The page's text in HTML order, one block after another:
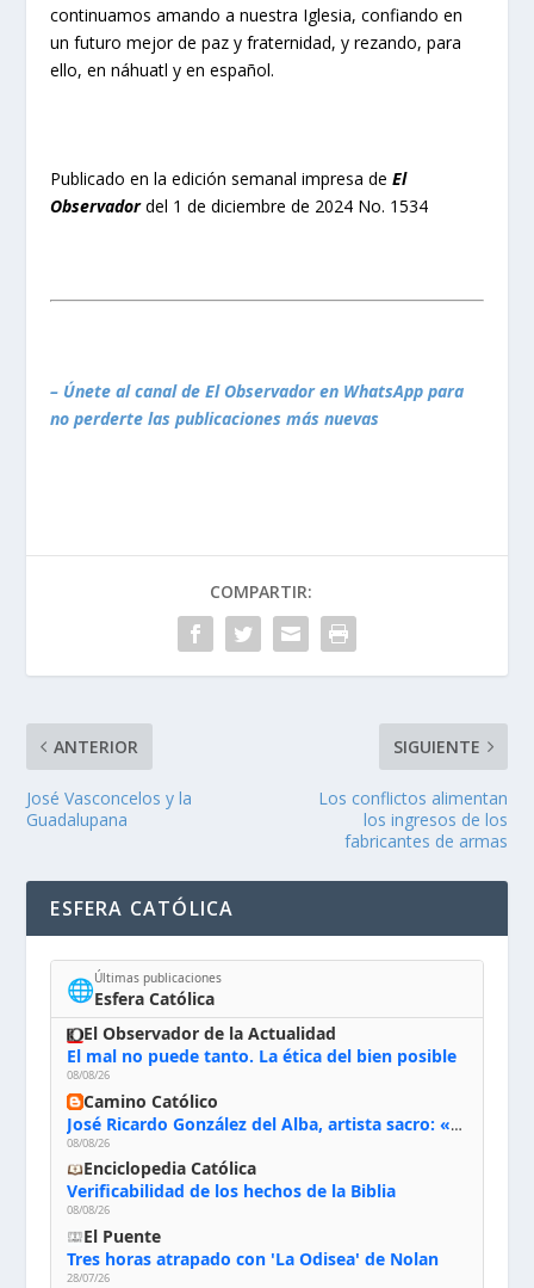
continuamos amando a nuestra Iglesia, confiando en
un futuro mejor de paz y fraternidad, y rezando, para
ello, en náhuatl y en español.
Publicado en la edición semanal impresa deEl
Observadordel 1 de diciembre de 2024 No. 1534
– Únete al canal de El Observador en WhatsApp para
no perderte las publicaciones más nuevas
COMPARTIR:
ANTERIOR
José Vasconcelos y la
Guadalupana
SIGUIENTE
Los conflictos alimentan
los ingresos de los
fabricantes de armas
ESFERA CATÓLICA
🌐Últimas publicaciones
Esfera Católica
El Observador de la Actualidad
El mal no puede tanto. La ética del bien posible
08/08/26
Camino Católico
José Ricardo González del Alba, artista sacro: «Yo oro, hablo con Dios, le pido al Espíritu Santo su inspiración y siempre pinto rezando el rosario para que sea Él quien actúe a través de mis manos»
08/08/26
Enciclopedia Católica
Verificabilidad de los hechos de la Biblia
08/08/26
El Puente
Tres horas atrapado con 'La Odisea' de Nolan
28/07/26